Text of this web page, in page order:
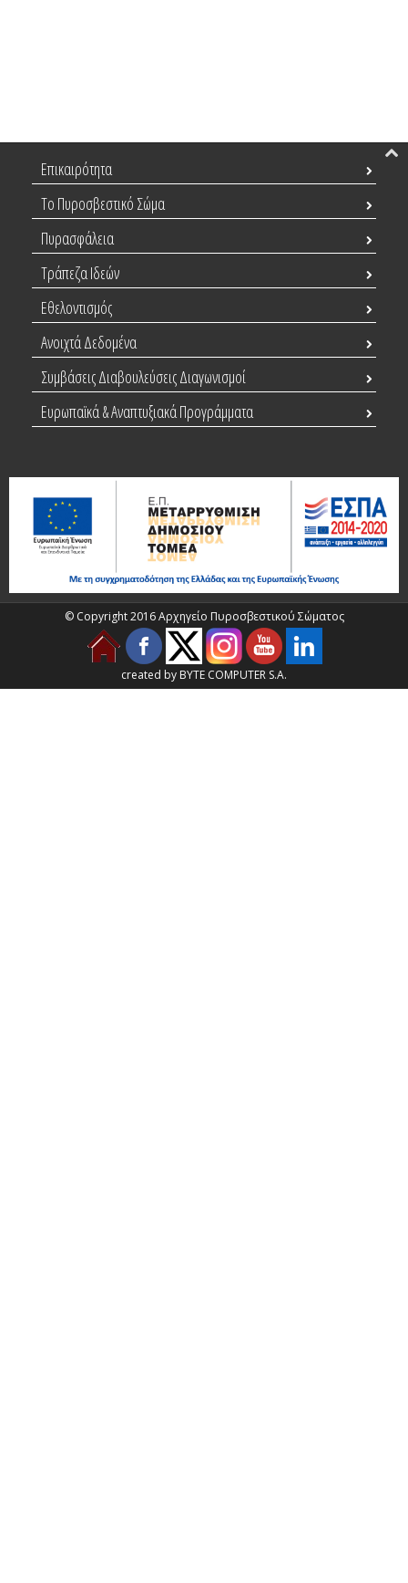
Επικαιρότητα
Το Πυροσβεστικό Σώμα
Πυρασφάλεια
Τράπεζα Ιδεών
Εθελοντισμός
Ανοιχτά Δεδομένα
Συμβάσεις Διαβουλεύσεις Διαγωνισμοί
Ευρωπαϊκά & Αναπτυξιακά Προγράμματα
© Copyright 2016 Αρχηγείο Πυροσβεστικού Σώματος
created by BYTE COMPUTER S.A.